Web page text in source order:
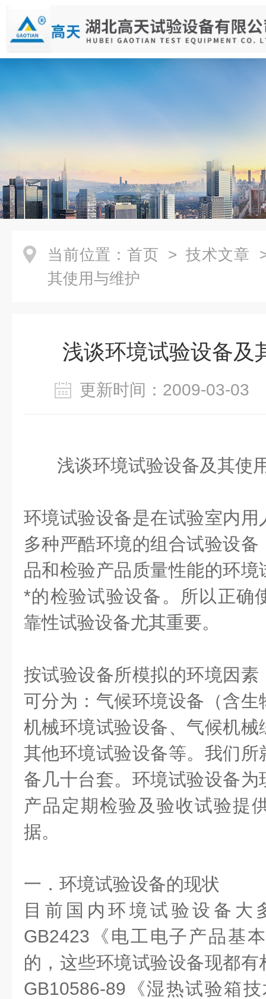
当前位置： 首页 > 技术文章
其使用与维护
浅谈环境试验设备及
更新时间：2009-03-
浅谈环境试验设备及其使
环境试验设备是在试验室内
多种严酷环境的组合试验设
品和检验产品质量性能的环
*的检验试验设备。所以正确
靠性试验设备尤其重要。
按试验设备所模拟的环境因
可分为：气候环境设备（含
机械环境试验设备、气候机
其他环境试验设备等。我们
备几十台套。环境试验设备
产品定期检验及验收试验提
据。
一．环境试验设备的现状
目前国内环境试验设备大
GB2423 《电工电子产品基
的，这些环境试验设备现都
GB10586-89 《湿热试验箱